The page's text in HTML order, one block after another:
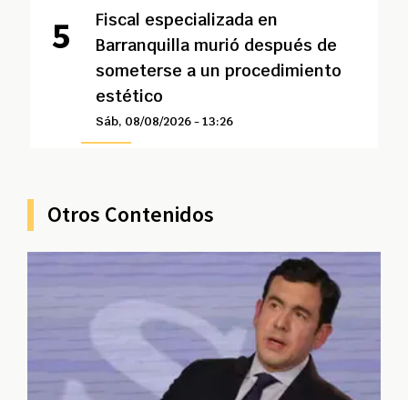
Fiscal especializada en
Barranquilla murió después de
someterse a un procedimiento
estético
Sáb, 08/08/2026 - 13:26
Otros Contenidos